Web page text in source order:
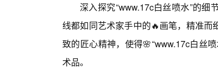
深入探究“www.17c白丝喷水”的
线都如同艺术家手中的🔥画笔，精准
致的匠心精神，使得🌸“www.17c白丝
术品。